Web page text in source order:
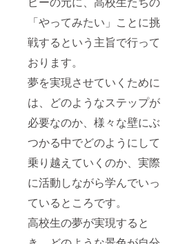
「やってみたい」ことに挑
戦するという主旨で行って
おります。
夢を実現させていくために
は、どのようなステップが
必要なのか、様々な壁にぶ
つかる中でどのようにして
乗り越えていくのか、実際
に活動しながら学んでいっ
ているところです。
高校生の夢が実現すると